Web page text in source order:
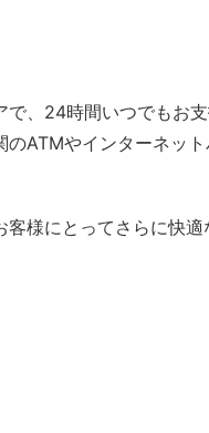
で、24時間いつでもお
のATMやインターネッ
様にとってさらに快